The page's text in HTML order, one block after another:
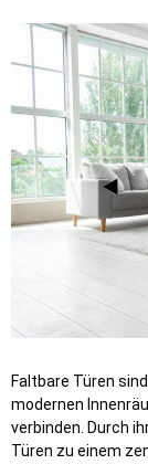
Faltbare Türen
modernen
verbinden. Durch
Türen zu einem